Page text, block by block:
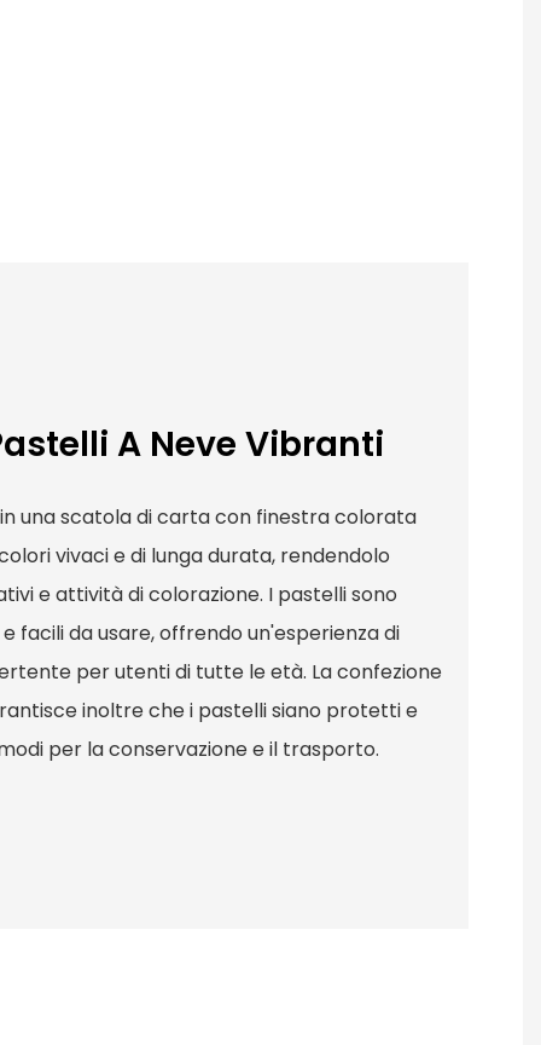
A Neve Vibranti
in una scatola di carta con finestra colorata
vivaci e di lunga durata, rendendolo
e attività di colorazione. I pastelli sono
facili da usare, offrendo un'esperienza di
per utenti di tutte le età. La confezione
inoltre che i pastelli siano protetti e
per la conservazione e il trasporto.